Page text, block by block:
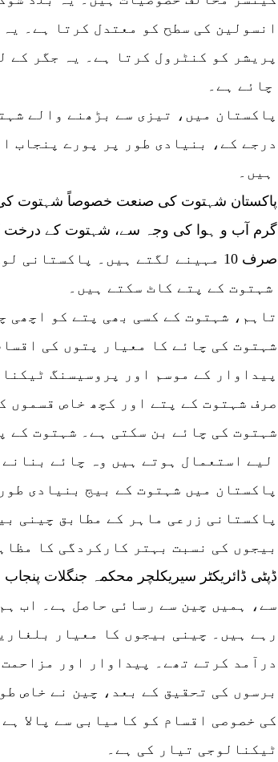
انسولین کی سطح کو معتدل کرتا ہے۔
پریشر کو کنٹرول کرتا ہے۔ یہ جگر کے
پاکستان میں، تیزی سے بڑھنے والے
درجے کے، بنیادی طور پر پورے پنجاب
پاکستان شہتوت کی صنعت خصوصاً شہتوت کی
گرم آب و ہوا کی وجہ سے، شہتوت کے درخت
صرف 10 مہینے لگتے ہیں۔
تاہم، شہتوت کے کسی بھی پتے کو اچھی
شہتوت کی چائے کا معیار پتوں کی
پیداوار کے موسم اور پروسیسنگ
صرف شہتوت کے پتے اور کچھ خاص قسموں
شہتوت کی چائے بن سکتی ہے۔ شہتوت کے
پاکستان میں شہتوت کے بیج بنیادی
پاکستانی زرعی ماہر کے مطابق چینی
بیجوں کی نسبت بہتر کارکردگی کا
سے، ہمیں چین سے رسائی حاصل ہے۔ اب
رہے ہیں۔ چینی بیجوں کا معیار
درآمد کرتے تھے۔ پیداوار اور
برسوں کی تحقیق کے بعد، چین نے خاص
کی خصوصی اقسام کو کامیابی سے پالا
ٹیکنالوجی تیار کی ہے۔